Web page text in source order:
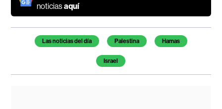
noticiasaquí
Temas de este artículo
Las noticias del día Palestina Hamas
Israel